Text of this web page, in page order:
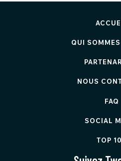
QUI
NOUS
FAQ
SOCIAL
TOP